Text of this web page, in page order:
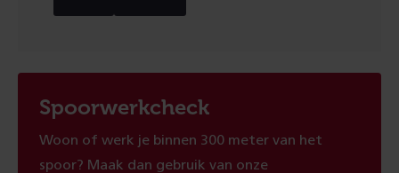
Spoorwerkcheck
Woon of werk je binnen 300 meter van het
spoor? Maak dan gebruik van onze